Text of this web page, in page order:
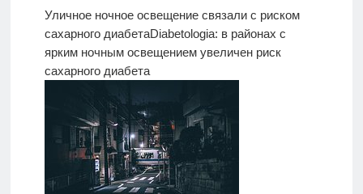
О
Версия для
Уличное ночное освещение связали с риском
сахарного диабетаDiabetologia: в районах с
ярким ночным освещением увеличен риск
сахарного диабета